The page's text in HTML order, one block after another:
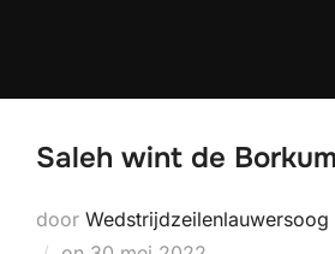
Saleh wint de
door Wedstrijdzeilenlauwersoog